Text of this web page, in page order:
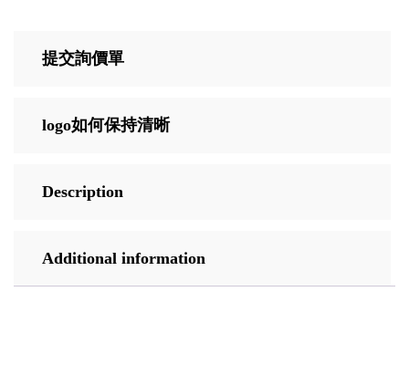
提交詢價單
logo如何保持清晰
Description
Additional information